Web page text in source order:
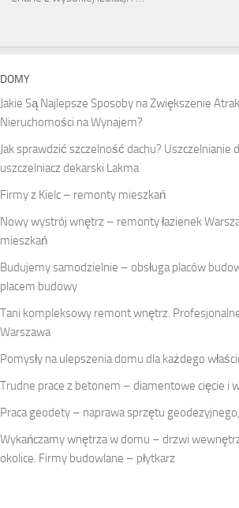
DOMY
Jakie Są Najlepsze Sposoby na Zwiększenie
Nieruchomości na Wynajem?
Jak sprawdzić szczelność dachu? Uszczelnianie
uszczelniacz dekarski Lakma
Firmy z Kielc – remonty mieszkań
Nowy wystrój wnętrz – remonty łazienek
mieszkań
Budujemy samodzielnie – obsługa placów
placem budowy
Tani kompleksowy remont wnętrz.
Warszawa
Pomysły na ulepszenia domu dla każdego
Trudne prace z betonem – diamentowe cięcie i
Praca geodety – naprawa sprzętu
Wykańczamy wnętrza w domu – drzwi
okolice. Firmy budowlane – płytkarz